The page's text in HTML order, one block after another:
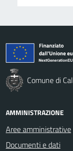
Comune di
AMMINISTRAZIONE
Aree amministrative
Documenti e dati